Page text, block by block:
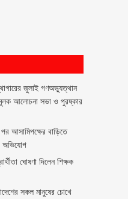
জুলাই গণঅভ্যুত্থান
আলোচনা সভা ও পুরষ্কার
আসামিপক্ষের বাড়িতে
অভিযোগ
ঘোষণা দিলেন শিক্ষক
সকল মানুষের চোখে